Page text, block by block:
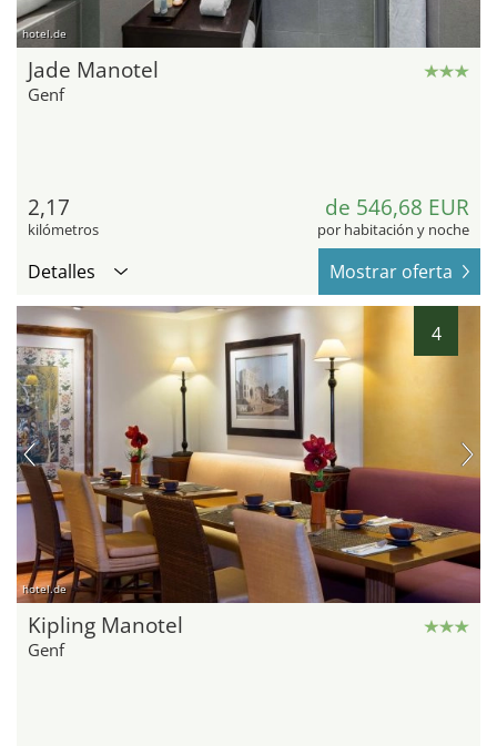
hotel.de
Jade Manotel
Genf
2,17
kilómetros
de 546,68 EUR
por habitación y noche
Detalles Mostrar oferta
4
hotel.de
Kipling Manotel
Genf